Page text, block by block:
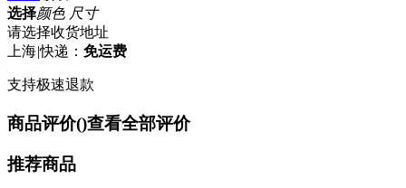
选择颜色 尺寸
请选择收货地址
上海|快递： 免运费
支持极速退款
商品评价()查看全部评价
推荐商品